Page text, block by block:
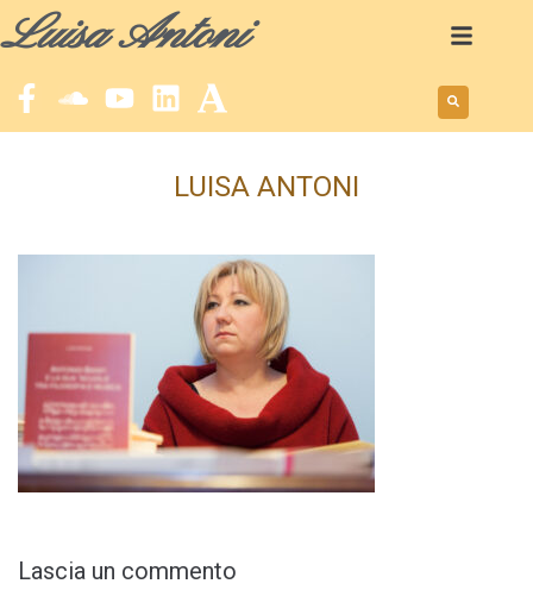
Luisa Antoni
LUISA ANTONI
Lascia un commento